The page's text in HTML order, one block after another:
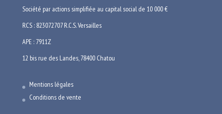
Société par actions simplifiée au capital social de 10 000 €
RCS : 823072707 R.C.S. Versailles
APE : 7911Z
12 bis rue des Landes, 78400 Chatou
Mentions légales
Conditions de vente